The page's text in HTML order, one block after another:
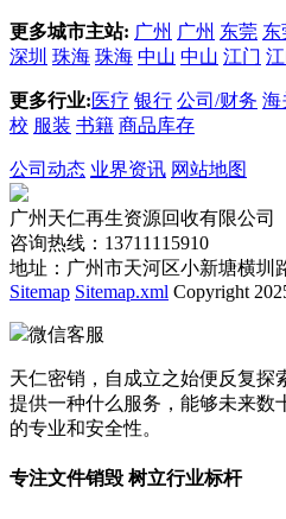
更多城市主站: 广州 广州 东莞 东
深圳 珠海 珠海 中山 中山 江门
更多行业:医疗 银行 公司/财务 海
校 服装 书籍 商品库存
公司动态 业界资讯 网站地图
广州天仁再生资源回收有限公司
咨询热线：13711115910
地址：广州市天河区小新塘横圳
Sitemap Sitemap.xml Copyright
微信客服
天仁密销，自成立之始便反复探
提供一种什么服务，能够未来数
的专业和安全性。
专注文件销毁 树立行业标杆